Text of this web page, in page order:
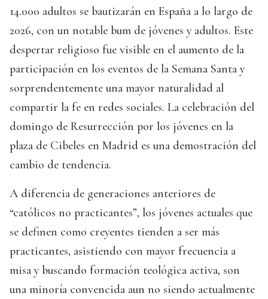
14.000 adultos se bautizarán en España a lo largo de
2026, con un notable bum de jóvenes y adultos. Este
despertar religioso fue visible en el aumento de la
participación en los eventos de la Semana Santa y
sorprendentemente una mayor naturalidad al
compartir la fe en redes sociales. La celebración del
domingo de Resurrección por los jóvenes en la
plaza de Cibeles en Madrid es una demostración del
cambio de tendencia.
A diferencia de generaciones anteriores de
“católicos no practicantes”, los jóvenes actuales que
se definen como creyentes tienden a ser más
practicantes, asistiendo con mayor frecuencia a
misa y buscando formación teológica activa, son
una minoría convencida aun no siendo actualmente